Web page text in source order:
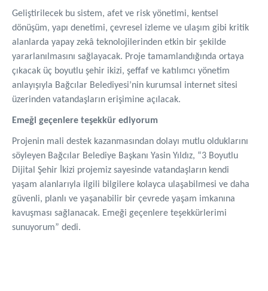
Geliştirilecek bu sistem, afet ve risk yönetimi, kentsel
dönüşüm, yapı denetimi, çevresel izleme ve ulaşım gibi kritik
alanlarda yapay zekâ teknolojilerinden etkin bir şekilde
yararlanılmasını sağlayacak. Proje tamamlandığında ortaya
çıkacak üç boyutlu şehir ikizi, şeffaf ve katılımcı yönetim
anlayışıyla Bağcılar Belediyesi’nin kurumsal internet sitesi
üzerinden vatandaşların erişimine açılacak.
Emeği geçenlere teşekkür ediyorum
Projenin mali destek kazanmasından dolayı mutlu olduklarını
söyleyen Bağcılar Belediye Başkanı Yasin Yıldız, “3 Boyutlu
Dijital Şehir İkizi projemiz sayesinde vatandaşların kendi
yaşam alanlarıyla ilgili bilgilere kolayca ulaşabilmesi ve daha
güvenli, planlı ve yaşanabilir bir çevrede yaşam imkanına
kavuşması sağlanacak. Emeği geçenlere teşekkürlerimi
sunuyorum” dedi.